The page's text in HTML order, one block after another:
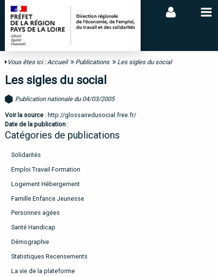
Vous êtes ici :Accueil Publications Les sigles du social
Les sigles du social
Publication nationale du 04/03/2005
Voir la source : http://glossairedusocial.free.fr/
Date de la publication :
Catégories de publications
Solidarités
Emploi Travail Formation
Logement Hébergement
Famille Enfance Jeunesse
Personnes agées
Santé Handicap
Démographie
Statistiques Recensements
La vie de la plateforme